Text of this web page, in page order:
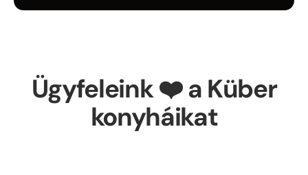
Ügyfeleink ❤️ a Küber
konyháikat